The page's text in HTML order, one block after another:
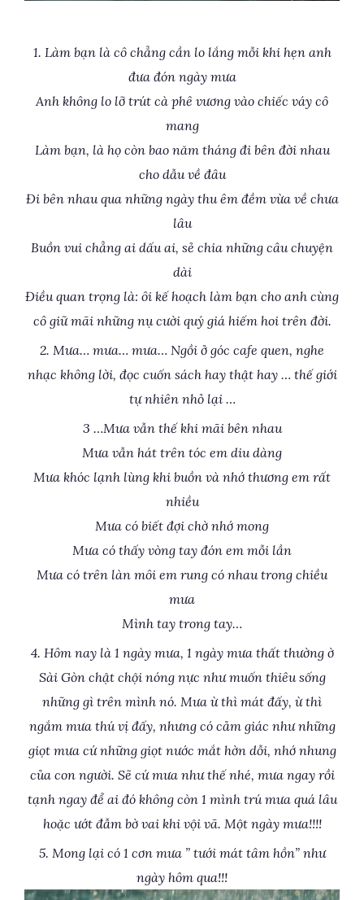
1. Làm bạn là cô chẳng cần lo lắng mỗi khi hẹn anh
đưa đón ngày mưa
Anh không lo lỡ trút cà phê vương vào chiếc váy cô
mang
Làm bạn, là họ còn bao năm tháng đi bên đời nhau
cho dẫu về đâu
Đi bên nhau qua những ngày thu êm đềm vừa về chưa
lâu
Buồn vui chẳng ai dấu ai, sẻ chia những câu chuyện
dài
Điều quan trọng là: ôi kế hoạch làm bạn cho anh cùng
cô giữ mãi những nụ cười quý giá hiếm hoi trên đời.
2. Mưa… mưa… mưa… Ngồi ở góc cafe quen, nghe
nhạc không lời, đọc cuốn sách hay thật hay … thế giới
tự nhiên nhỏ lại …
3 …Mưa vẫn thế khi mãi bên nhau
Mưa vẫn hát trên tóc em diu dàng
Mưa khóc lạnh lùng khi buồn và nhớ thương em rất
nhiều
Mưa có biết đợi chờ nhớ mong
Mưa có thấy vòng tay đón em mỗi lần
Mưa có trên làn môi em rung có nhau trong chiều
mưa
Mình tay trong tay…
4. Hôm nay là 1 ngày mưa, 1 ngày mưa thất thường ờ
Sài Gòn chật chội nóng nực như muốn thiêu sống
những gì trên mình nó. Mưa ừ thì mát đấy, ừ thì
ngắm mưa thú vị đấy, nhưng có cảm giác như những
giọt mưa cứ những giọt nước mắt hờn dỗi, nhớ nhung
của con người. Sẽ cứ mưa như thế nhé, mưa ngay rồi
tạnh ngay để ai đó không còn 1 mình trú mưa quá lâu
hoặc ướt đẫm bờ vai khi vội vã. Một ngày mưa!!!!
5. Mong lại có 1 cơn mưa ” tưới mát tâm hồn” như
ngày hôm qua!!!